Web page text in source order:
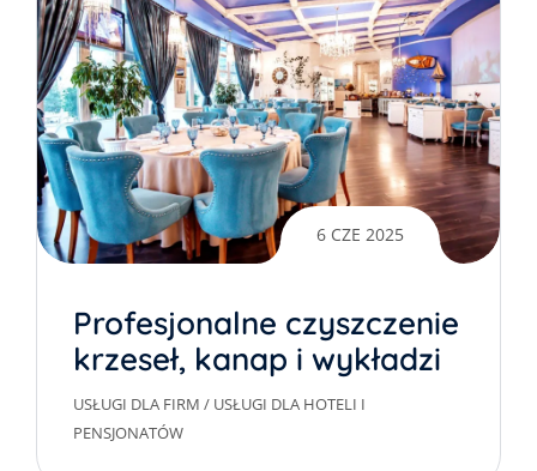
6 CZE 2025
Profesjonalne czyszczenie
krzeseł, kanap i wykładzin
w restauracjach
USŁUGI DLA FIRM / USŁUGI DLA HOTELI I
PENSJONATÓW